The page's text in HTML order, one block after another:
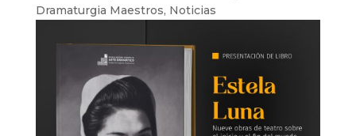
Dramaturgia Maestros, Noticias